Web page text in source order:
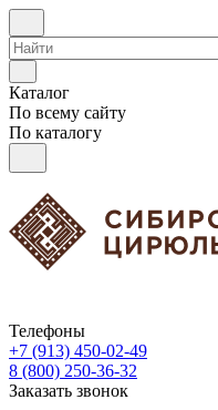
Каталог
По всему сайту
По каталогу
Телефоны
+7 (913) 450-02-49
8 (800) 250-36-32
Заказать звонок